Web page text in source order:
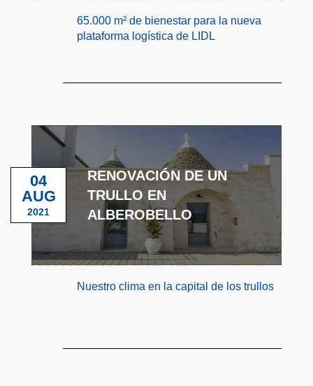
65.000 m² de bienestar para la nueva
plataforma logística de LIDL
RENOVACIÓN DE UN
TRULLO EN
ALBEROBELLO
04
AUG
2021
Nuestro clima en la capital de los trullos